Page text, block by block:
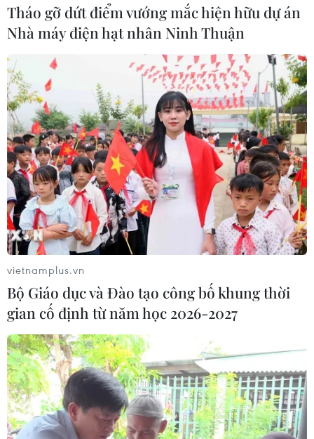
Tháo gỡ dứt điểm vướng mắc hiện hữu dự án
Nhà máy điện hạt nhân Ninh Thuận
vietnamplus.vn
Bộ Giáo dục và Đào tạo công bố khung thời
gian cố định từ năm học 2026-2027